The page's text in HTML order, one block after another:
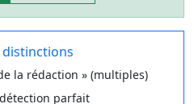
la rédaction » (multiples)
parfait